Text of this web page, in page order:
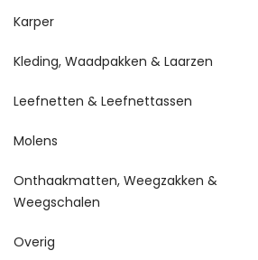
Karper
Kleding, Waadpakken & Laarzen
Leefnetten & Leefnettassen
Molens
Onthaakmatten, Weegzakken &
Weegschalen
Overig